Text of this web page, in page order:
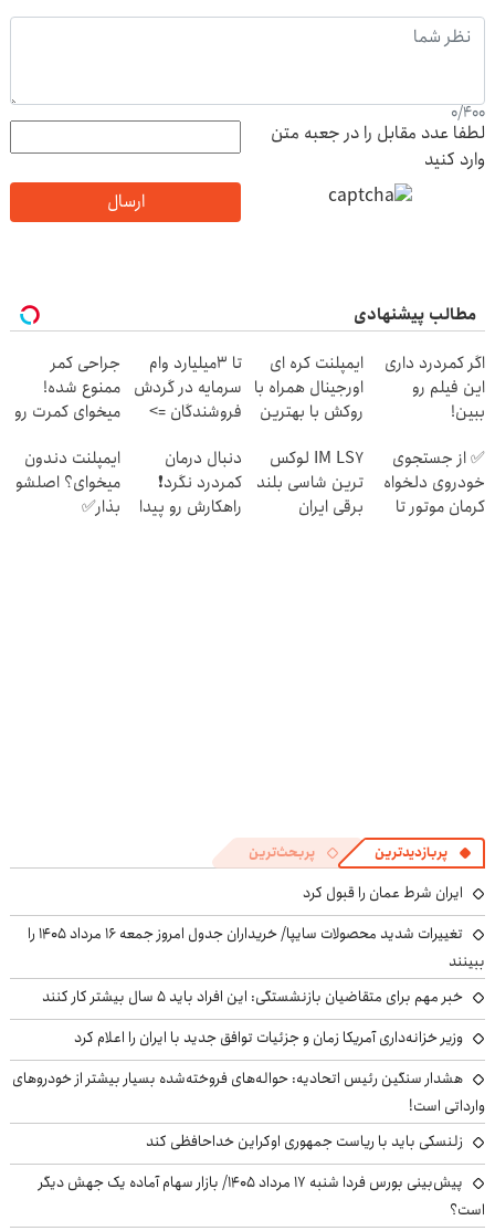
0/400
لطفا عدد مقابل را در جعبه متن
وارد کنید
ارسال
مطالب پیشنهادی
اگر کمردرد داری
این فیلم رو
ببین!
پر کن◖
ایمپلنت کره ای
اورجینال همراه با
روکش با بهترین
تا 3میلیارد وام
سرمایه در گردش
فروشندگان =>
ثبت کن
جراحی کمر
ممنوع شده!
میخوای کمرت رو
کنی؟
((پرسش‌نامه))
✅ از جستجوی
خودروی دلخواه
کرمان موتور تا
IM LS7 لوکس
ترین شاسی بلند
برقی ایران
دنبال درمان
کمردرد نگرد❗
راهکارش رو پیدا
ایمپلنت دندون
میخوای؟ اصلشو
بذار✅
پربازدیدترین پربحث‌ترین
ایران شرط عمان را قبول کرد
تغییرات شدید محصولات سایپا/ خریداران جدول امروز جمعه ۱۶ مرداد ۱۴۰۵ را
ببینند
خبر مهم برای متقاضیان بازنشستگی: این افراد باید ۵ سال بیشتر کار کنند
وزیر خزانه‌داری آمریکا زمان و جزئیات توافق جدید با ایران را اعلام کرد
هشدار سنگین رئیس اتحادیه: حواله‌های فروخته‌شده بسیار بیشتر از خودروهای
وارداتی است!
زلنسکی باید با ریاست جمهوری اوکراین خداحافظی کند
پیش‌بینی بورس فردا شنبه ۱۷ مرداد ۱۴۰۵/ بازار سهام آماده یک جهش دیگر
است؟